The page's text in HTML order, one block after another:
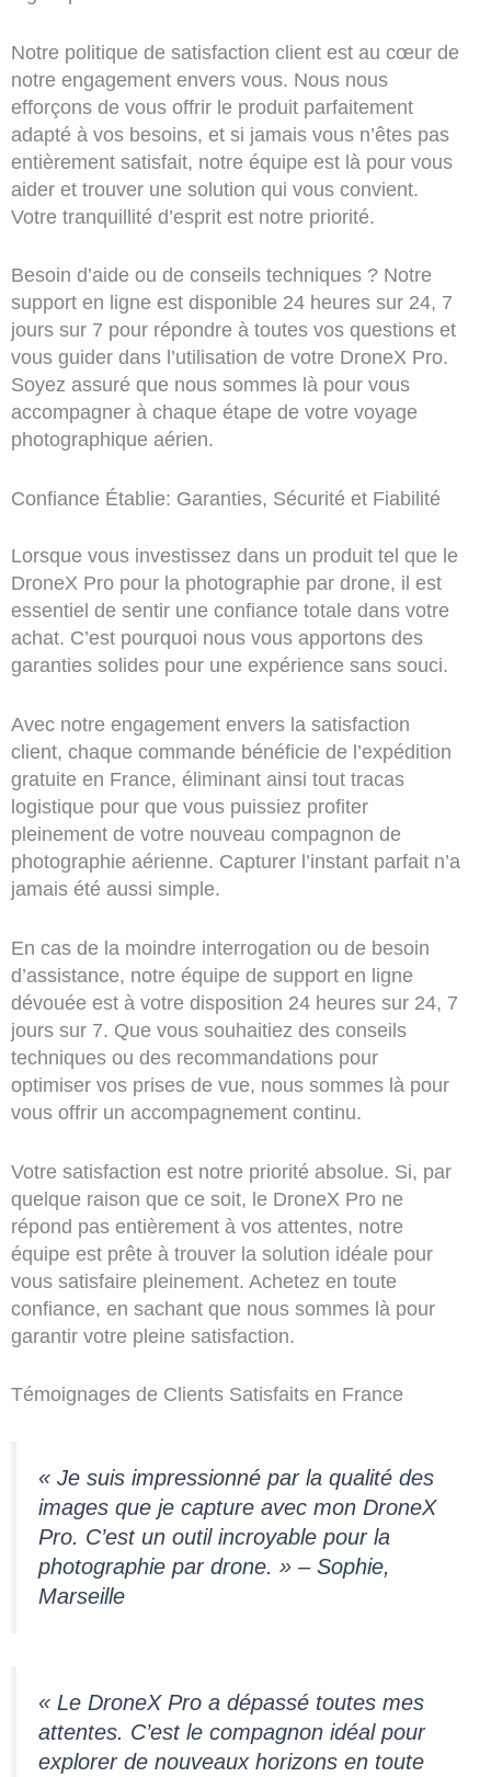
Notre politique de satisfaction client est au cœur de
notre engagement envers vous. Nous nous
efforçons de vous offrir le produit parfaitement
adapté à vos besoins, et si jamais vous n’êtes pas
entièrement satisfait, notre équipe est là pour vous
aider et trouver une solution qui vous convient.
Votre tranquillité d’esprit est notre priorité.
Besoin d’aide ou de conseils techniques ? Notre
support en ligne est disponible 24 heures sur 24, 7
jours sur 7 pour répondre à toutes vos questions et
vous guider dans l’utilisation de votre DroneX Pro.
Soyez assuré que nous sommes là pour vous
accompagner à chaque étape de votre voyage
photographique aérien.
Confiance Établie: Garanties, Sécurité et Fiabilité
Lorsque vous investissez dans un produit tel que le
DroneX Pro pour la photographie par drone, il est
essentiel de sentir une confiance totale dans votre
achat. C’est pourquoi nous vous apportons des
garanties solides pour une expérience sans souci.
Avec notre engagement envers la satisfaction
client, chaque commande bénéficie de l’expédition
gratuite en France, éliminant ainsi tout tracas
logistique pour que vous puissiez profiter
pleinement de votre nouveau compagnon de
photographie aérienne. Capturer l’instant parfait n’a
jamais été aussi simple.
En cas de la moindre interrogation ou de besoin
d’assistance, notre équipe de support en ligne
dévouée est à votre disposition 24 heures sur 24, 7
jours sur 7. Que vous souhaitiez des conseils
techniques ou des recommandations pour
optimiser vos prises de vue, nous sommes là pour
vous offrir un accompagnement continu.
Votre satisfaction est notre priorité absolue. Si, par
quelque raison que ce soit, le DroneX Pro ne
répond pas entièrement à vos attentes, notre
équipe est prête à trouver la solution idéale pour
vous satisfaire pleinement. Achetez en toute
confiance, en sachant que nous sommes là pour
garantir votre pleine satisfaction.
Témoignages de Clients Satisfaits en France
« Je suis impressionné par la qualité des
images que je capture avec mon DroneX
Pro. C’est un outil incroyable pour la
photographie par drone. » – Sophie,
Marseille
« Le DroneX Pro a dépassé toutes mes
attentes. C’est le compagnon idéal pour
explorer de nouveaux horizons en toute